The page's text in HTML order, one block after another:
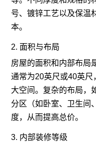
号、镀锌工艺以及保温
本。
2. 面积与布局
房屋的面积和内部布局
通常为20英尺或40英尺
大空间。复杂的布局，
分区（如卧室、卫生间
度，从而提高总价。
3. 内部装修等级